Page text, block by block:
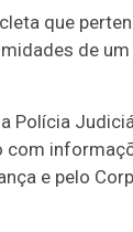
que
de
Polícia
com
e pelo